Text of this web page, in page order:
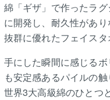
綿「ギザ」で作ったラ
に開発し、耐久性があ
抜群に優れたフェイスタ
手にした瞬間に感じる
も安定感あるパイルの触
世界3大高級綿のひとつ